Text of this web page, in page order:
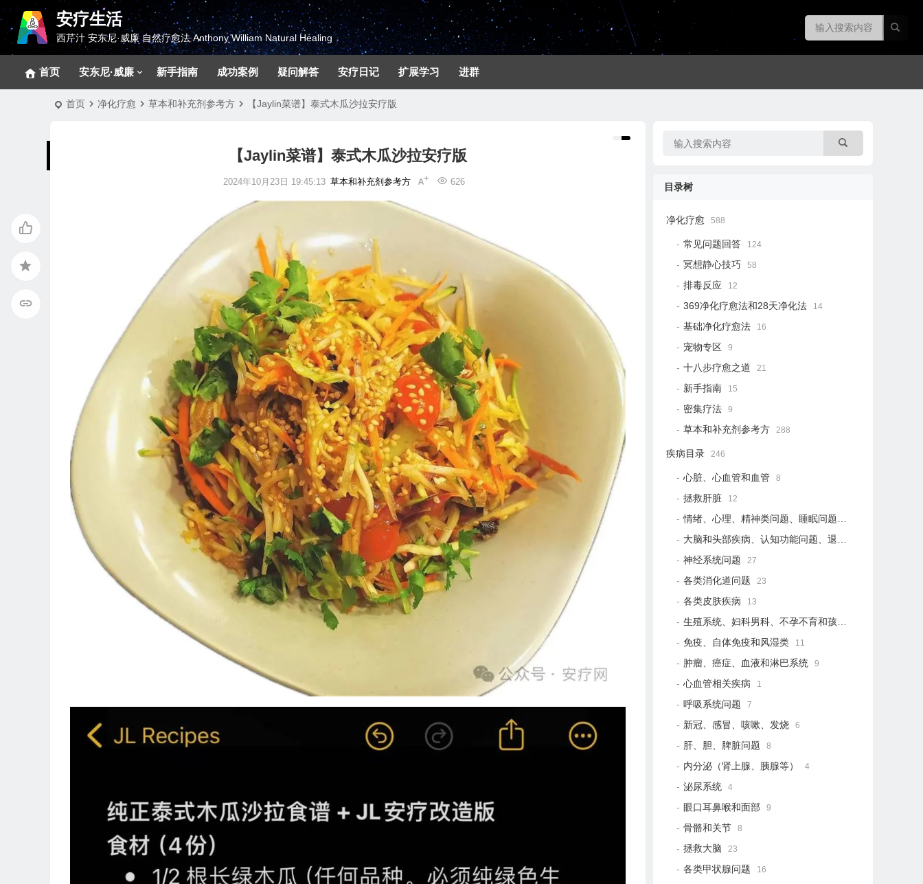
安疗生活
西芹汁 安东尼·威廉 自然疗愈法 Anthony William Natural Healing
首页 安东尼·威廉 新手指南 成功案例 疑问解答 安疗日记 扩展学习 进群
首页 净化疗愈 草本和补充剂参考方 【Jaylin菜谱】泰式木瓜沙拉安疗版
【Jaylin菜谱】泰式木瓜沙拉安疗版
2024年10月23日 19:45:13 草本和补充剂参考方 626 目录树
净化疗愈 588
常见问题回答 124
冥想静心技巧 58
排毒反应 12
369净化疗愈法和28天净化法 14
基础净化疗愈法 16
宠物专区 9
十八步疗愈之道 21
新手指南 15
密集疗法 9
草本和补充剂参考方 288
疾病目录 246
心脏、心血管和血管 8
拯救肝脏 12
情绪、心理、精神类问题、睡眠问题 18
大脑和头部疾病、认知功能问题、退行性疾病
神经系统问题 27
各类消化道问题 23
各类皮肤疾病 13
生殖系统、妇科男科、不孕不育和孩子健康
免疫、自体免疫和风湿类 11
肿瘤、癌症、血液和淋巴系统 9
心血管相关疾病 1
呼吸系统问题 7
新冠、感冒、咳嗽、发烧 6
肝、胆、脾脏问题 8
内分泌（肾上腺、胰腺等） 4
泌尿系统 4
眼口耳鼻喉和面部 9
骨骼和关节 8
拯救大脑 23
各类甲状腺问题 16